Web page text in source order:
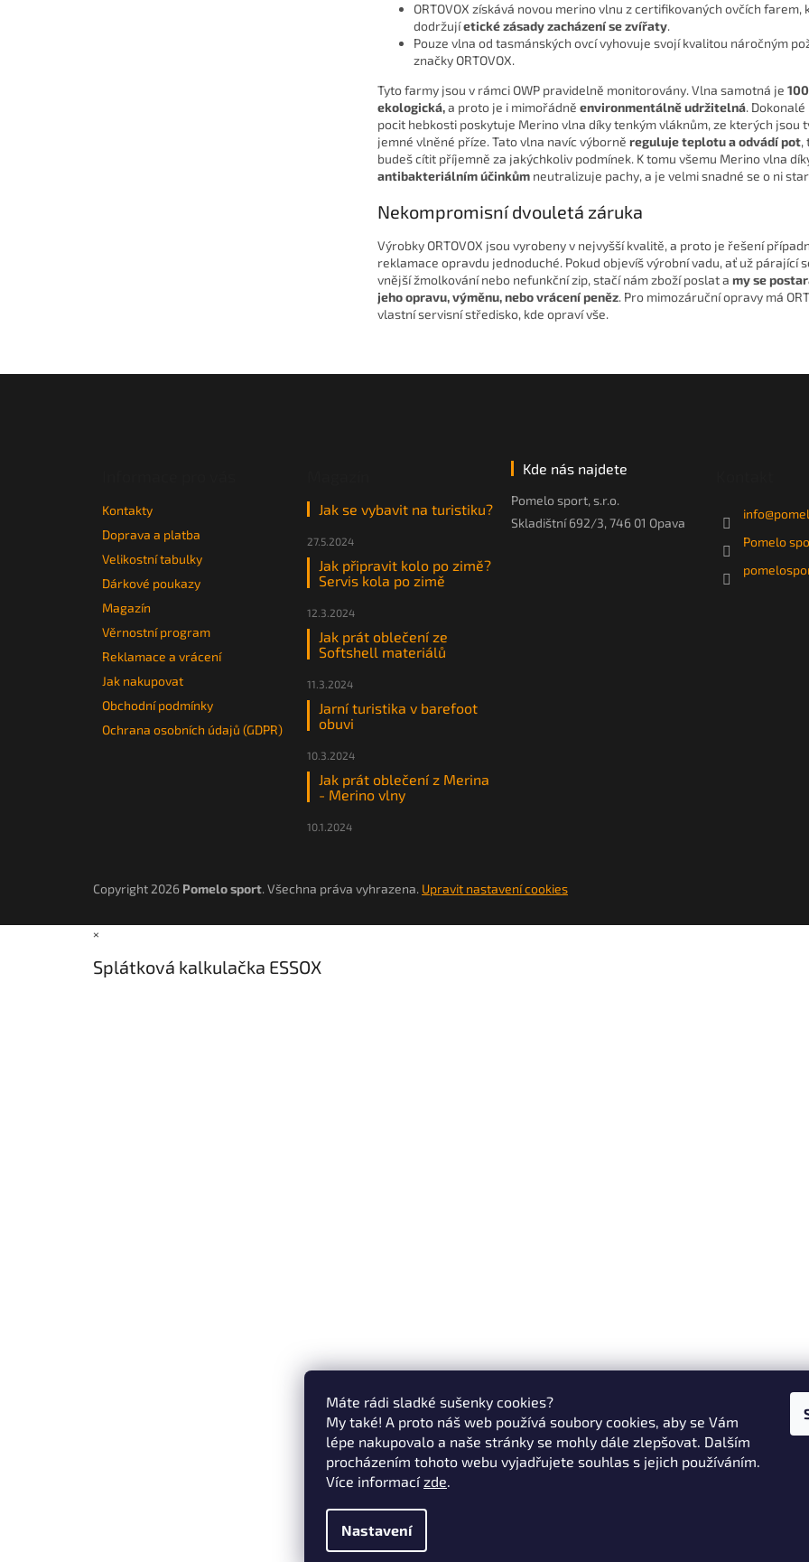
Máte rádi sladké sušenky cookies?
My také! A proto náš web používá soubory cookies, aby se Vám
lépe nakupovalo a naše stránky se mohly dále zlepšovat. Dalším
procházením tohoto webu vyjadřujete souhlas s jejich používáním.
Více informacízde.
Nastavení
ORTOVOX získává novou merino vlnu z certifikovaných ovčích farem,
dodržujíetické zásady zacházení se zvířaty.
Pouze vlna od tasmánských ovcí vyhovuje svojí kvalitou náročným
značky ORTOVOX.
Tyto farmy jsou v rámci OWP pravidelně monitorovány. Vlna samotná je
ekologická,a proto je i mimořádně environmentálně udržitelná.
pocit hebkosti poskytuje Merino vlna díky tenkým vláknům, ze kterých jsou
jemné vlněné příze. Tato vlna navíc výborně reguluje teplotu a odvádí pot,
budeš cítit příjemně za jakýchkoliv podmínek. K tomu všemu Merino vlna
antibakteriálním účinkům neutralizuje pachy, a je velmi snadné se o ni
Nekompromisní dvouletá záruka
Výrobky ORTOVOX jsou vyrobeny v nejvyšší kvalitě, a proto je řešení
reklamace opravdu jednoduché. Pokud objevíš výrobní vadu, ať už párající
vnější žmolkování nebo nefunkční zip, stačí nám zboží poslat a my se
jeho opravu, výměnu, nebo vrácení peněz. Pro mimozáruční opravy má
vlastní servisní středisko, kde opraví vše.
Kontakty
Doprava a platba
Velikostní tabulky
Dárkové poukazy
Magazín
Věrnostní program
Reklamace a vrácení
Jak nakupovat
Obchodní podmínky
Ochrana osobních údajů (GDPR)
Jak se vybavit na turistiku?
27.5.2024
Jak připravit kolo po zimě?
Servis kola po zimě
12.3.2024
Jak prát oblečení ze
Softshell materiálů
11.3.2024
Jarní turistika v barefoot
obuvi
10.3.2024
Jak prát oblečení z Merina
- Merino vlny
10.1.2024
Kde nás najdete
Pomelo sport, s.r.o.
Skladištní 692/3, 746 01 Opava
info@
Pomelo
Copyright 2026 Pomelo sport. Všechna práva vyhrazena. Upravit nastavení cookies
×
Splátková kalkulačka ESSOX